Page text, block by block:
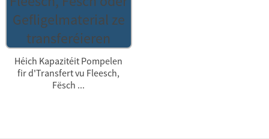
Héich Kapazitéit Pompelen
fir d'Transfert vu Fleesch,
Fësch ...